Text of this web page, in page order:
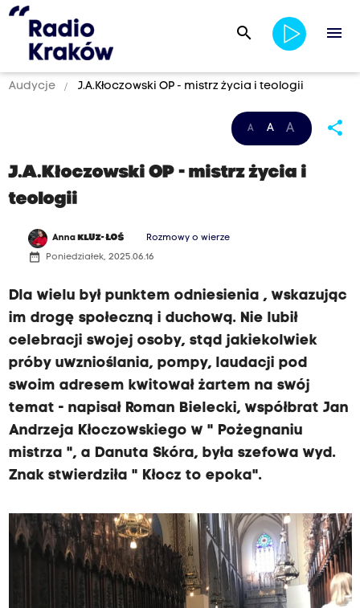
search menu
Audycje J.A.Kłoczowski OP - mistrz życia i teologii
A A A share
J.A.Kłoczowski OP - mistrz życia i
teologii
Anna KLUZ- ŁOŚ Rozmowy o wierze
date_range Poniedziałek, 2025.06.16
Dla wielu był punktem odniesienia , wskazując
im drogę społeczną i duchową. Nie lubił
celebracji swojej osoby, stąd jakiekolwiek
próby uwznioślania, pompy, laudacji pod
swoim adresem kwitował żartem na swój
temat - napisał Roman Bielecki, współbrat Jan
Andrzeja Kłoczowskiego w " Pożegnaniu
mistrza ", a Danuta Skóra, była szefowa wyd.
Znak stwierdziła " Kłocz to epoka".